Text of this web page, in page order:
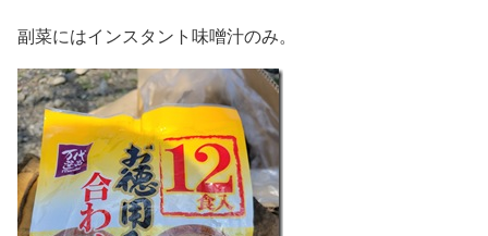
副菜にはインスタント味噌汁のみ。